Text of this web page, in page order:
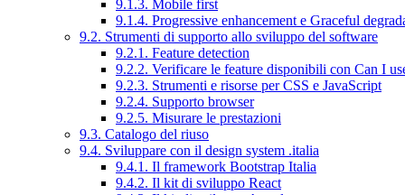
9.1.3. Mobile first
9.1.4. Progressive enhancement e Graceful
9.2. Strumenti di supporto allo sviluppo del software
9.2.1. Feature detection
9.2.2. Verificare le feature disponibili con Can I
9.2.3. Strumenti e risorse per CSS e JavaScript
9.2.4. Supporto browser
9.2.5. Misurare le prestazioni
9.3. Catalogo del riuso
9.4. Sviluppare con il design system .italia
9.4.1. Il framework Bootstrap Italia
9.4.2. Il kit di sviluppo React